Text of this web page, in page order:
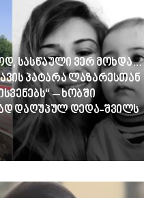
სასწაული ვერ მოხდა…
პატარა ლაზარესთან
– ხობში
დაღუპულ დედა-შვილს